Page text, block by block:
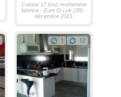
Cuisine 17.6m2 revêtement
faïence - Eure Et Loir (28) -
décembre 2015
1 12